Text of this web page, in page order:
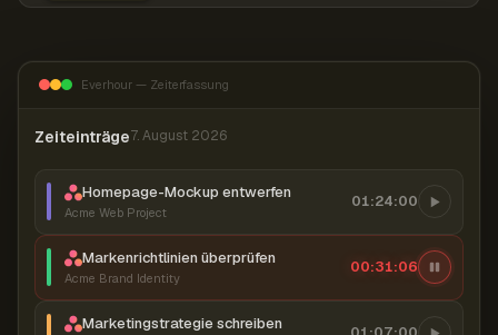
Everhour — Zeiterfassung
Zeiteinträge7. August 2026
Homepage-Mockup entwerfen
Acme Web Project
01:24:00
Markenrichtlinien überprüfen
Acme Brand Identity
00:31:06
Marketingstrategie schreiben